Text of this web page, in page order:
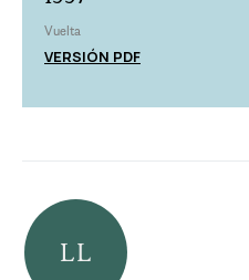
Vuelta
VERSIÓN PDF